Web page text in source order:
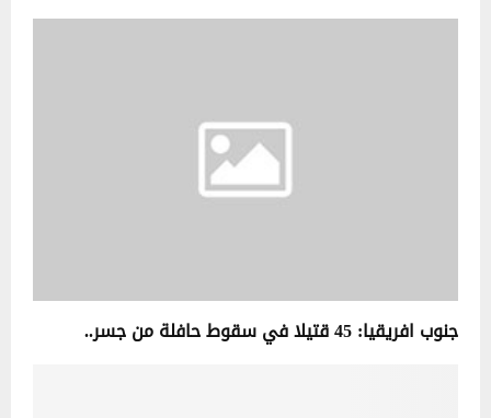
جنوب افريقيا: 45 قتيلا في سقوط حافلة من جسر..